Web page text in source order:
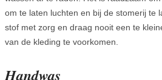
om te laten luchten en bij de stomerij te
stof met zorg en draag nooit een te
van de kleding te voorkomen.
Handwas